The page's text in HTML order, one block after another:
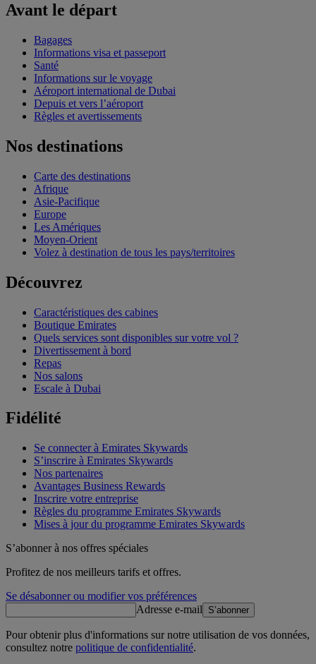
Avant le départ
Bagages
Informations visa et passeport
Santé
Informations sur le voyage
Aéroport international de Dubai
Depuis et vers l’aéroport
Règles et avertissements
Nos destinations
Carte des destinations
Afrique
Asie-Pacifique
Europe
Les Amériques
Moyen-Orient
Volez à destination de tous les pays/territoires
Découvrez
Caractéristiques des cabines
Boutique Emirates
Quels services sont disponibles sur votre vol ?
Divertissement à bord
Repas
Nos salons
Escale à Dubai
Fidélité
Se connecter à Emirates Skywards
S’inscrire à Emirates Skywards
Nos partenaires
Avantages Business Rewards
Inscrire votre entreprise
Règles du programme Emirates Skywards
Mises à jour du programme Emirates Skywards
S’abonner à nos offres spéciales
Profitez de nos meilleurs tarifs et offres.
Se désabonner ou modifier vos préférences
Adresse e-mail
S’abonner
Pour obtenir plus d'informations sur notre utilisation de vos données,
consultez notre politique de confidentialité.